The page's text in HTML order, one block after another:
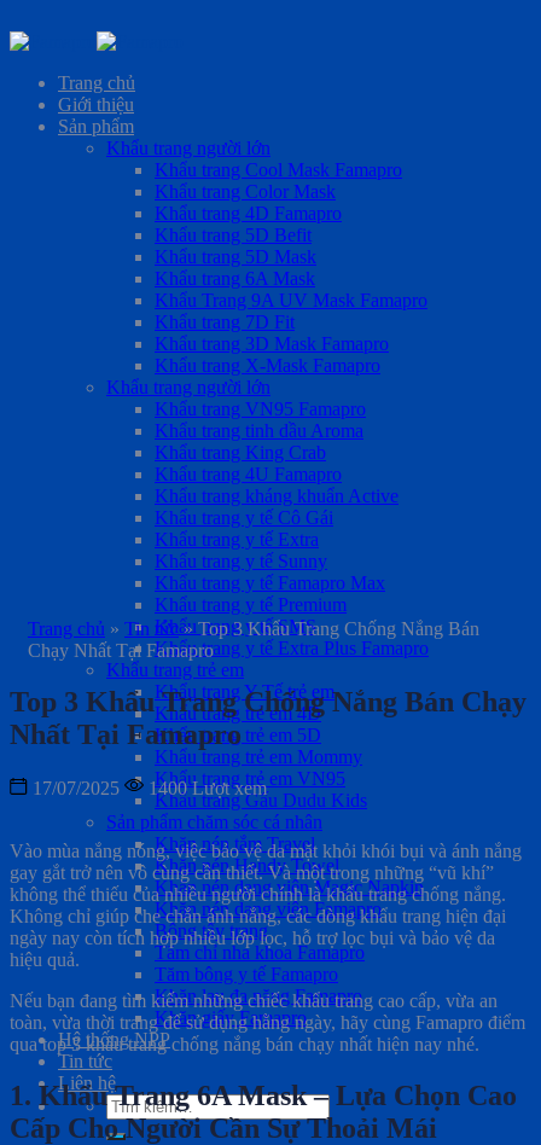
Skip
contentTrang chủ
Giới thiệu
Sản phẩm
Khẩu trang người lớn
Khẩu trang Cool Mask Famapro
Khẩu trang Color Mask
Khẩu trang 4D Famapro
Khẩu trang 5D Befit
Khẩu trang 5D Mask
Khẩu trang 6A Mask
Khẩu Trang 9A UV Mask Famapro
Khẩu trang 7D Fit
Khẩu trang 3D Mask Famapro
Khẩu trang X-Mask Famapro
Khẩu trang người lớn
Khẩu trang VN95 Famapro
Khẩu trang tinh dầu Aroma
Khẩu trang King Crab
Khẩu trang 4U Famapro
Khẩu trang kháng khuẩn Active
Khẩu trang y tế Cô Gái
Khẩu trang y tế Extra
Khẩu trang y tế Sunny
Khẩu trang y tế Famapro Max
Khẩu trang y tế Premium
Khẩu trang y tế SMS
Khẩu trang y tế Extra Plus Famapro
Khẩu trang trẻ em
Khẩu trang Y Tế trẻ em
Khẩu trang trẻ em 4D
Khẩu trang trẻ em 5D
Khẩu trang trẻ em Mommy
Khẩu trang trẻ em VN95
Khẩu trang Gấu Dudu Kids
Sản phẩm chăm sóc cá nhân
Khăn nén tắm Travel
Khăn nén Handy Towel
Khăn nén dạng viên Magic Napkin
Khăn nén dạng viên Famapro
Bông tẩy trang
Tăm chỉ nha khoa Famapro
Tăm bông y tế Famapro
Khăn lau đa năng Famapro
Khăn giấy Famapro
Hệ thống NPP
Tin tức
Liên hệ
Tìm
kiếm:
Trang chủ » Tin tức»Top 3 Khẩu Trang Chống Nắng Bán
Chạy Nhất Tại Famapro
Top 3 Khẩu Trang Chống Nắng Bán Chạy
Nhất Tại Famapro
17/07/2025 1400 Lượt xem
Vào mùa nắng nóng, việc bảo vệ da mặt khỏi khói bụi và ánh nắng
gay gắt trở nên vô cùng cần thiết. Và một trong những “vũ khí”
không thể thiếu của nhiều người chính là khẩu trang chống nắng.
Không chỉ giúp che chắn ánh nắng, các dòng khẩu trang hiện đại
ngày nay còn tích hợp nhiều lớp lọc, hỗ trợ lọc bụi và bảo vệ da
hiệu quả.
Nếu bạn đang tìm kiếm những chiếc khẩu trang cao cấp, vừa an
toàn, vừa thời trang để sử dụng hằng ngày, hãy cùng Famapro điểm
qua top 3 khẩu trang chống nắng bán chạy nhất hiện nay nhé.
1. Khẩu Trang 6A Mask – Lựa Chọn Cao
Cấp Cho Người Cần Sự Thoải Mái